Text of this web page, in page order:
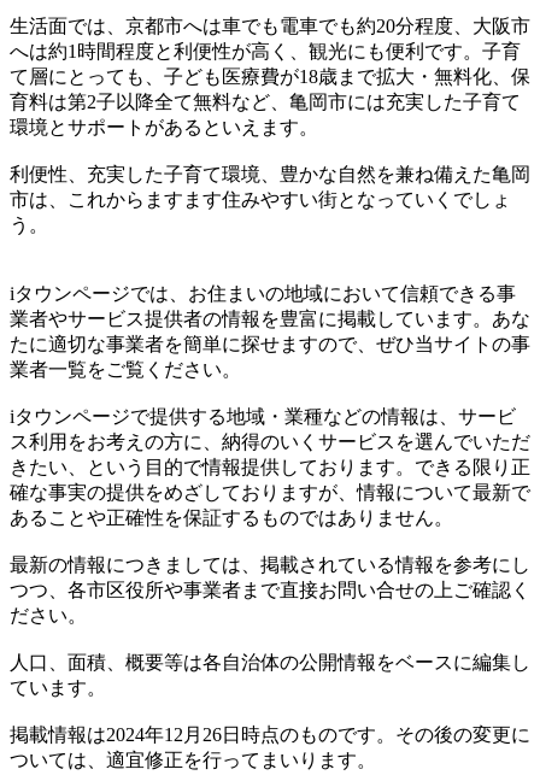
生活面では、京都市へは車でも電車でも約20分程度、大阪市
へは約1時間程度と利便性が高く、観光にも便利です。子育
て層にとっても、子ども医療費が18歳まで拡大・無料化、保
育料は第2子以降全て無料など、亀岡市には充実した子育て
環境とサポートがあるといえます。
利便性、充実した子育て環境、豊かな自然を兼ね備えた亀岡
市は、これからますます住みやすい街となっていくでしょ
う。
iタウンページでは、お住まいの地域において信頼できる事
業者やサービス提供者の情報を豊富に掲載しています。あな
たに適切な事業者を簡単に探せますので、ぜひ当サイトの事
業者一覧をご覧ください。
iタウンページで提供する地域・業種などの情報は、サービ
ス利用をお考えの方に、納得のいくサービスを選んでいただ
きたい、という目的で情報提供しております。できる限り正
確な事実の提供をめざしておりますが、情報について最新で
あることや正確性を保証するものではありません。
最新の情報につきましては、掲載されている情報を参考にし
つつ、各市区役所や事業者まで直接お問い合せの上ご確認く
ださい。
人口、面積、概要等は各自治体の公開情報をベースに編集し
ています。
掲載情報は2024年12月26日時点のものです。その後の変更に
ついては、適宜修正を行ってまいります。